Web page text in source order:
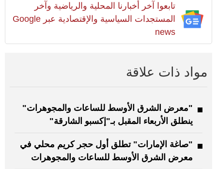
تابعوا آخر أخبارنا المحلية والرياضية وآخر
المستجدات السياسية والإقتصادية عبر Google
news
مواد ذات علاقة
"معرض الشرق الأوسط للساعات والمجوهرات"
ينطلق الأربعاء المقبل بـ"إكسبو الشارقة"
"صاغة الإمارات" تطلق أول حجر كريم محلي في
معرض الشرق الأوسط للساعات والمجوهرات